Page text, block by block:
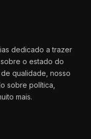
dedicado a trazer
o estado do
qualidade, nosso
sobre política,
mais.